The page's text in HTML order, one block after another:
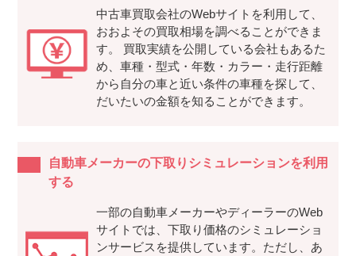
中古車買取会社のWebサイトを利用して、
おおよその買取相場を調べることができま
す。 買取実績を公開している会社もあるた
め、車種・型式・年数・カラー・走行距離
から自分の車と近い条件の車種を探して、
だいたいの金額を知ることができます。
自動車メーカーの下取りシミュレーションを利用
する
一部の自動車メーカーやディーラーのWeb
サイトでは、下取り価格のシミュレーショ
ンサービスを提供しています。ただし、あ